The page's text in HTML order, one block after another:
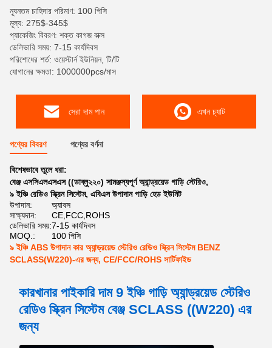
ন্যূনতম চাহিদার পরিমাণ: 100 পিসি
মূল্য: 275$-345$
প্যাকেজিং বিবরণ: শক্ত কাগজ বাক্স
ডেলিভারি সময়: 7-15 কার্যদিবস
পরিশোধের শর্ত: ওয়েস্টার্ন ইউনিয়ন, টি/টি
যোগানের ক্ষমতা: 1000000pcs/মাস
সেরা দাম পান এখন চ্যাট
পণ্যের বিবরণ পণ্যের বর্ণনা
বিশেষভাবে তুলে ধরা:
বেঞ্জ এসসিএলএসএস ((ডাব্লু২২০) সামঞ্জস্যপূর্ণ অ্যান্ড্রয়েড গাড়ি স্টেরিও,
৯ ইঞ্চি রেডিও স্ক্রিন সিস্টেম, এবিএস উপাদান গাড়ি হেড ইউনিট
উপাদান:
অ্যাবস
সাক্ষ্যদান:
CE,FCC,ROHS
ডেলিভারি সময়:7-15 কার্যদিবস
MOQ.:
100 পিসি
৯ ইঞ্চি ABS উপাদান কার অ্যান্ড্রয়েড স্টেরিও রেডিও স্ক্রিন সিস্টেম BENZ
SCLASS(W220)-এর জন্য, CE/FCC/ROHS সার্টিফাইড
কারখানার পাইকারি দাম 9 ইঞ্চি গাড়ি অ্যান্ড্রয়েড স্টেরিও
রেডিও স্ক্রিন সিস্টেম বেঞ্জ SCLASS ((W220) এর
জন্য